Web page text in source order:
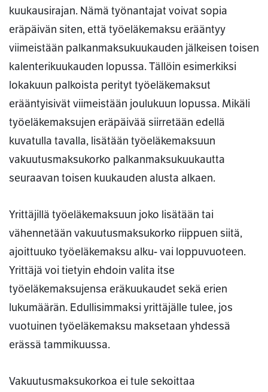
kuukausirajan. Nämä työnantajat voivat sopia
eräpäivän siten, että työeläkemaksu erääntyy
viimeistään palkanmaksukuukauden jälkeisen toisen
kalenterikuukauden lopussa. Tällöin esimerkiksi
lokakuun palkoista perityt työeläkemaksut
erääntyisivät viimeistään joulukuun lopussa. Mikäli
työeläkemaksujen eräpäivää siirretään edellä
kuvatulla tavalla, lisätään työeläkemaksuun
vakuutusmaksukorko palkanmaksukuukautta
seuraavan toisen kuukauden alusta alkaen.
Yrittäjillä työeläkemaksuun joko lisätään tai
vähennetään vakuutusmaksukorko riippuen siitä,
ajoittuuko työeläkemaksu alku- vai loppuvuoteen.
Yrittäjä voi tietyin ehdoin valita itse
työeläkemaksujensa eräkuukaudet sekä erien
lukumäärän. Edullisimmaksi yrittäjälle tulee, jos
vuotuinen työeläkemaksu maksetaan yhdessä
erässä tammikuussa.
Vakuutusmaksukorkoa ei tule sekoittaa